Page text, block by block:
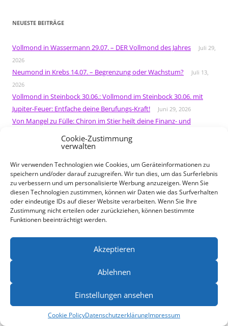
Cookie-Zustimmung
verwalten
Wir verwenden Technologien wie Cookies, um Geräteinformationen zu
speichern und/oder darauf zuzugreifen. Wir tun dies, um das Surferlebnis
zu verbessern und um personalisierte Werbung anzuzeigen. Wenn Sie
diesen Technologien zustimmen, können wir Daten wie das Surfverhalten
oder eindeutige IDs auf dieser Website verarbeiten. Wenn Sie Ihre
Zustimmung nicht erteilen oder zurückziehen, können bestimmte
Funktionen beeinträchtigt werden.
Akzeptieren
Ablehnen
Einstellungen ansehen
Cookie PolicyDatenschutzerklärungImpressum
NEUESTE BEITRÄGE
Vollmond in Wassermann 29.07. – DER Vollmond des Jahres
Juli 29,
2026
Neumond in Krebs 14.07. – Begrenzung oder Wachstum?
Juli 13,
2026
Vollmond in Steinbock 30.06.: Vollmond im Steinbock 30.06. mit
Jupiter-Feuer: Entfache deine Berufungs-Kraft!
Juni 29, 2026
Von Mangel zu Fülle: Chiron im Stier heilt deine Finanz- und
Juni 18, 2026
Neumond in Zwillinge 15.06: Chiron heilt Selbstzweifel –
Sommersonnenwende im Juni
Jupiter im Löwen bringt Glück,
Mut und strahlende Chancen
Juni 1, 2026
Schütze-Vollmond 31.05: Veränderung beginnt jetzt Mai 31, 2026
Neumond in Stier 16.05.: Materie meistern Mai 12, 2026
Vollmond in Skorpion 01.05.: Macht vs. Ohnmacht